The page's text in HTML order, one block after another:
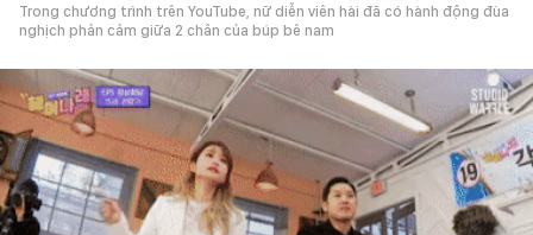
Trong chương trình trên YouTube, nữ diễn viên hài đã có hành động đùa
nghịch phản cảm giữa 2 chân của búp bê nam